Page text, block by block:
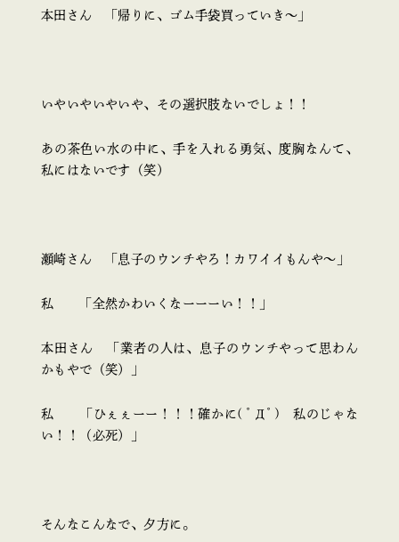
本田さん 「帰りに、ゴム手袋買っていき～」
いやいやいやいや、その選択肢ないでしょ！！
あの茶色い水の中に、手を入れる勇気、度胸なんて、
私にはないです（笑）
瀬崎さん 「息子のウンチやろ！カワイイもんや～」
私 「全然かわいくなーーーい！！」
本田さん 「業者の人は、息子のウンチやって思わん
かもやで（笑）」
私 「ひぇぇーー！！！確かに( ﾟДﾟ) 私のじゃな
い！！（必死）」
そんなこんなで、夕方に。